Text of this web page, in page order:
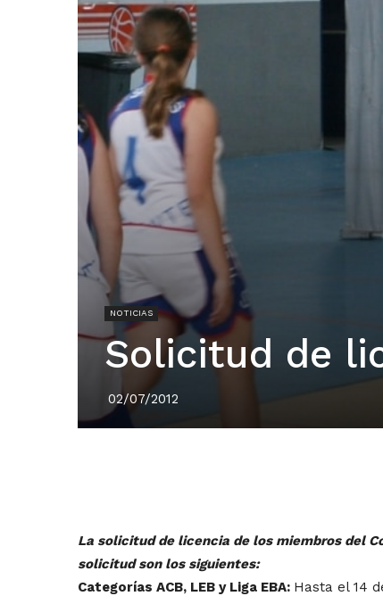
NOTICIAS
Solicitud de
02/07/2012
La solicitud de licencia de los miembros del
solicitud son los siguientes:
Categorías ACB, LEB y Liga EBA: Hasta el 14